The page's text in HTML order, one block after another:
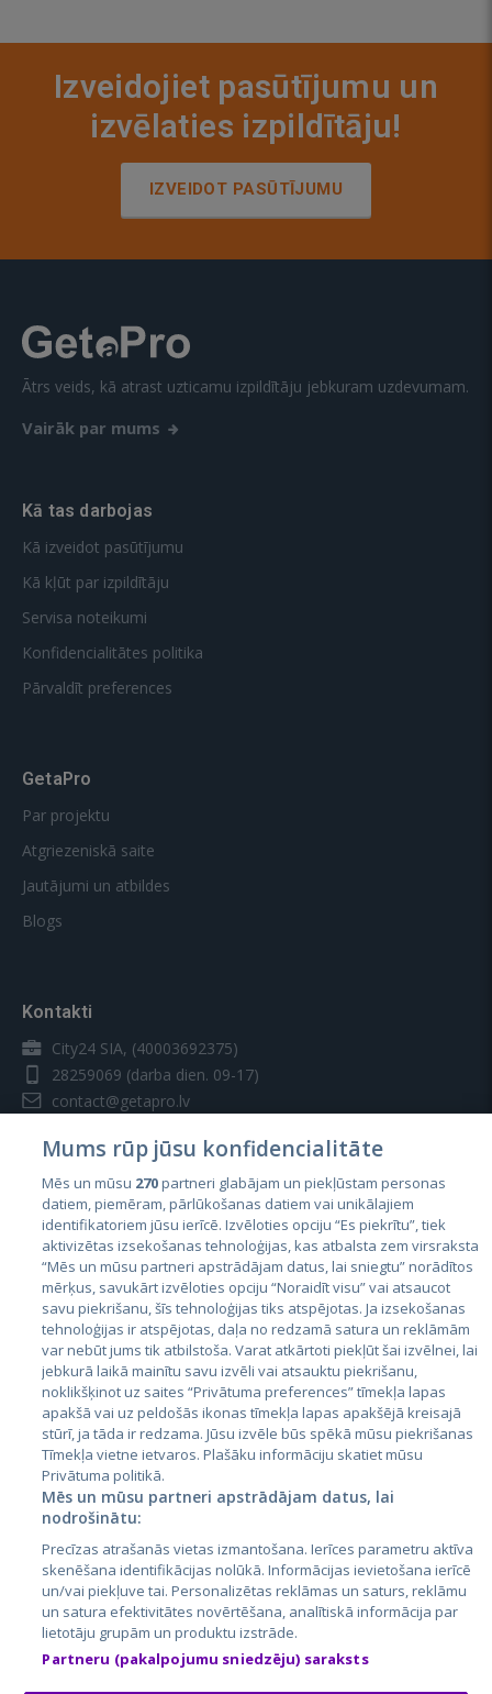
Izveidojiet pasūtījumu un
izvēlaties izpildītāju!
IZVEIDOT PASŪTĪJUMU
Ātrs veids, kā atrast uzticamu izpildītāju jebkuram uzdevumam.
Vairāk par mums
Kā tas darbojas
Kā izveidot pasūtījumu
Kā kļūt par izpildītāju
Servisa noteikumi
Konfidencialitātes politika
Pārvaldīt preferences
GetaPro
Par projektu
Atgriezeniskā saite
Jautājumi un atbildes
Blogs
Kontakti
City24 SIA, (40003692375)
28259069 (darba dien. 09-17)
contact@getapro.lv
Valstis
Igaunija
Latvija
Lietuva
City24.lv
City24.ee
GetaPro.lv
GetaPro.ee
Skelbiu.lt
Autoplius.lt
CVbankas.lt
Kainos.lt
Paslaugos.lt
auto24.ee
Osta.ee
Mums rūp jūsu konfidencialitāte
Mēs un mūsu 270partneri glabājam un piekļūstam personas
datiem, piemēram, pārlūkošanas datiem vai unikālajiem
identifikatoriem jūsu ierīcē. Izvēloties opciju “Es piekrītu”, tiek
aktivizētas izsekošanas tehnoloģijas, kas atbalsta zem virsraksta
“Mēs un mūsu partneri apstrādājam datus, lai sniegtu” norādītos
mērķus, savukārt izvēloties opciju “Noraidīt visu” vai atsaucot
savu piekrišanu, šīs tehnoloģijas tiks atspējotas. Ja izsekošanas
tehnoloģijas ir atspējotas, daļa no redzamā satura un reklāmām
var nebūt jums tik atbilstoša. Varat atkārtoti piekļūt šai izvēlnei, lai
jebkurā laikā mainītu savu izvēli vai atsauktu piekrišanu,
noklikšķinot uz saites “Privātuma preferences” tīmekļa lapas
apakšā vai uz peldošās ikonas tīmekļa lapas apakšējā kreisajā
stūrī, ja tāda ir redzama. Jūsu izvēle būs spēkā mūsu piekrišanas
Tīmekļa vietne ietvaros. Plašāku informāciju skatiet mūsu
Privātuma politikā.
Mēs un mūsu partneri apstrādājam datus, lai
nodrošinātu:
Precīzas atrašanās vietas izmantošana. Ierīces parametru aktīva
skenēšana identifikācijas nolūkā. Informācijas ievietošana ierīcē
un/vai piekļuve tai. Personalizētas reklāmas un saturs, reklāmu
un satura efektivitātes novērtēšana, analītiskā informācija par
lietotāju grupām un produktu izstrāde.
Partneru (pakalpojumu sniedzēju) saraksts